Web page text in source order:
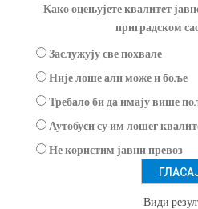
Како оцењујете квалитет
приградском
Заслужују све похвале
Није лоше али може и боље
Требало би да имају више
Аутобуси су им лошег
Не користим јавни превоз
Види